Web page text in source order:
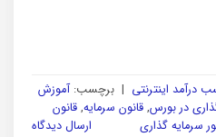
درآمد اینترنتی | برچسب:آموزش
در بورس, قانون سرمایه, قانون
سرمایه گذاری ارسال دیدگاه